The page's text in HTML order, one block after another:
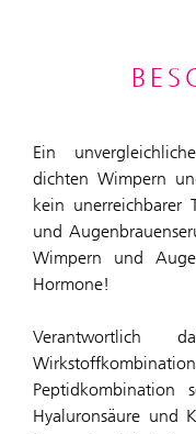
Ein
dichten Wimpern
kein unerreichbarer
und
Wimpern und
Hormone!
Verantwortlich
Hyaluronsäure und